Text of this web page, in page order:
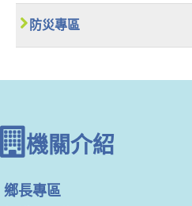
防災專區
機關介紹
鄉長專區